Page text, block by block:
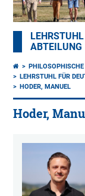
ABTEILUNG
PHILOSOPHISCHE
LEHRSTUHL FÜR
HODER, MANUEL
Hoder,